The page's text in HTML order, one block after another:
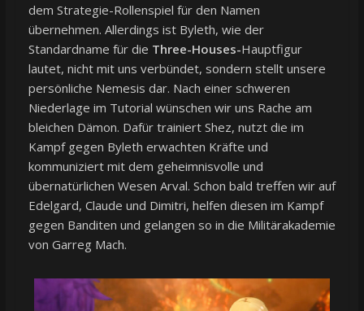
dem Strategie-Rollenspiel für den Namen
übernehmen. Allerdings ist Byleth, wie der
Standardname für die Three-Houses-Hauptfigur
lautet, nicht mit uns verbündet, sondern stellt unsere
persönliche Nemesis dar. Nach einer schweren
Niederlage im Tutorial wünschen wir uns Rache am
bleichen Dämon. Dafür trainiert Shez, nutzt die im
Kampf gegen Byleth erwachten Kräfte und
kommuniziert mit dem geheimnisvolle und
übernatürlichen Wesen Arval. Schon bald treffen wir auf
Edelgard, Claude und Dimitri, helfen diesen im Kampf
gegen Banditen und gelangen so in die Militärakademie
von Garreg Mach.